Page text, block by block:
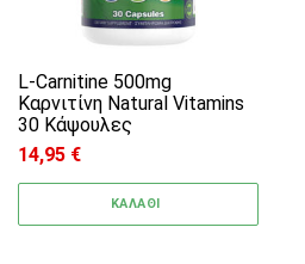
L-Carnitine 500mg
Καρνιτίνη Natural Vitamins
30 Κάψουλες
14,95 €
ΚΑΛΑΘΙ